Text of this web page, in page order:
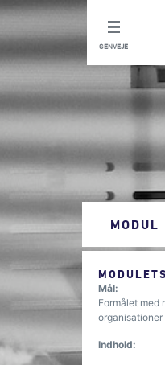
GENVEJE
MODUL
Mål:
Formålet med
Indhold: